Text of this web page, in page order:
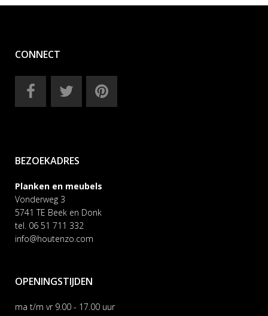
CONNECT
BEZOEKADRES
Planken en meubels
Vonderweg 3
5741 TE Beek en Donk
tel. 06 51 711 332
info@houtenzo.com
OPENINGSTIJDEN
ma t/m vr 9.00 - 17.00 uur